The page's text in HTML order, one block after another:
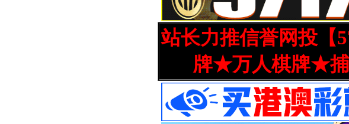
站长力推信誉网投【
牌★万人棋牌★